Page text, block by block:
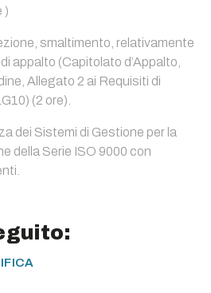
)
smaltimento, relativamente
appalto (Capitolato d’Appalto,
Allegato 2 ai Requisiti di
(2 ore).
dei Sistemi di Gestione per la
della Serie ISO 9000 con